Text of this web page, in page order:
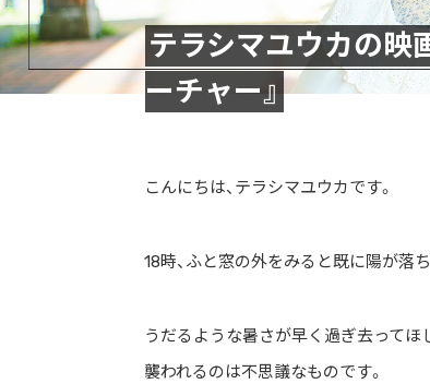
テラシマユウカの映
ーチャー』
こんにちは、テラシマユウカです。
18時、ふと窓の外をみると既に陽が落
うだるような暑さが早く過ぎ去ってほ
襲われるのは不思議なものです。